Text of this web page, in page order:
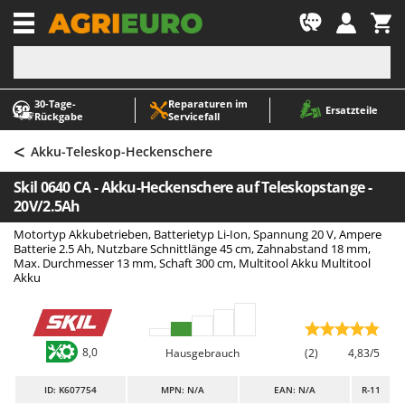
30‑Tage-
Rückgabe
Reparaturen im
Servicefall
Ersatzteile
-1
A
Abbeermaschinen - Traubenmühlen
Abfüllgeräte
Akku Gartenscheren
Akku Gras- und Strauchscheren
Akku-Stichsägen
Allzwecktransporter - Motorschubkarren
Anbaubagger Heckbagger für Traktoren
Arbeitsschutzkleidung
Aschesauger
Astkettensägen - Hochentaster
A
ABAC
AgriEuro Premium
AgriEuro TOP-LINE
AGT
Aima
Airmec
ALA 2000
Alce
Alpina
Ama
< Akku-Teleskop-Heckenschere
Skil 0640 CA - Akku-Heckenschere auf Teleskopstange -
20V/2.5Ah
Motortyp Akkubetrieben, Batterietyp Li-Ion, Spannung 20 V, Ampere
Batterie 2.5 Ah, Nutzbare Schnittlänge 45 cm, Zahnabstand 18 mm,
Max. Durchmesser 13 mm, Schaft 300 cm, Multitool Akku Multitool
Akku
8,0 Hausgebrauch (2) 4,83/5
ID: K607754 MPN: N/A EAN: N/A R-11